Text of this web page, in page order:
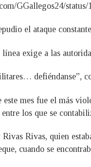
GGallegos24/status/
el ataque
línea exige a las
defiéndanse”,
este mes fue el más
los que se
Rivas, quien
cuando se